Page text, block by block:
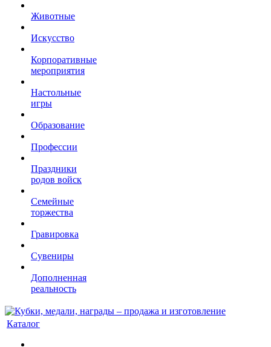
Животные
Искусство
Корпоративные
мероприятия
Настольные
игры
Образование
Профессии
Праздники
родов войск
Семейные
торжества
Гравировка
Сувениры
Дополненная
реальность
Каталог